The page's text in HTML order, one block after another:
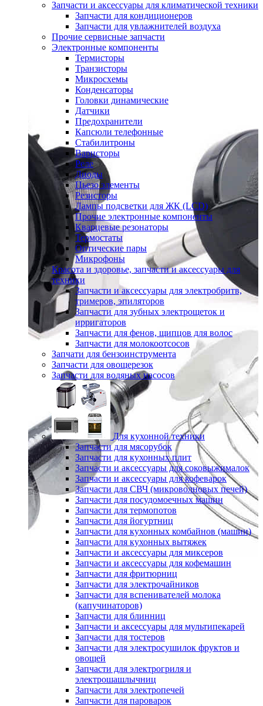
Запчасти и аксессуары для климатической техники
Запчасти для кондиционеров
Запчасти для увлажнителей воздуха
Прочие сервисные запчасти
Электронные компоненты
Термисторы
Транзисторы
Микросхемы
Конденсаторы
Головки динамические
Датчики
Предохранители
Капсюли телефонные
Стабилитроны
Варисторы
Реле
Диоды
Пьезо элементы
Резисторы
Лампы подсветки для ЖК (LCD)
Прочие электронные компоненты
Кварцевые резонаторы
Термостаты
Оптические пары
Микрофоны
Красота и здоровье, запчасти и аксессуары для
техники
Запчасти и аксессуары для электробритв,
тримеров, эпиляторов
Запчасти для зубных электрощеток и
ирригаторов
Запчасти для фенов, щипцов для волос
Запчасти для молокоотсосов
Запчати для бензоинструмента
Запчасти для овощерезок
Запчасти для водяных насосов
Для кухонной техники
Запчасти для мясорубок
Запчасти для кухонных плит
Запчасти и аксессуары для соковыжималок
Запчасти и аксессуары для кофеварок
Запчасти для СВЧ (микроволновых печей)
Запчасти для посудомоечных машин
Запчасти для термопотов
Запчасти для йогуртниц
Запчасти для кухонных комбайнов (машин)
Запчасти для кухонных вытяжек
Запчасти и аксессуары для миксеров
Запчасти и аксессуары для кофемашин
Запчасти для фритюрниц
Запчасти для электрочайников
Запчасти для вспенивателей молока
(капучинаторов)
Запчасти для блинниц
Запчасти и аксессуары для мультипекарей
Запчасти для тостеров
Запчасти для электросушилок фруктов и
овощей
Запчасти для электрогриля и
электрошашлычниц
Запчасти для электропечей
Запчасти для пароварок